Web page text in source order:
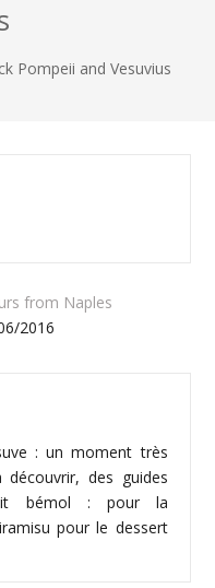
Pompeii and Vesuvius
from Naples
2016
: un moment très
des guides
bémol : pour la
pour le dessert